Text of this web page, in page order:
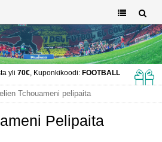
yli 70€, Kuponkikoodi: FOOTBALL
Tchouameni pelipaita
Pelipaita